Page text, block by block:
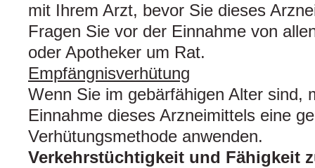
mit Ihrem Arzt, bevor Sie dieses
Fragen Sie vor der Einnahme von
oder Apotheker um Rat.
Empfängnisverhütung
Wenn Sie im gebärfähigen Alter sind,
Einnahme dieses Arzneimittels eine
Verhütungsmethode anwenden.
Verkehrstüchtigkeit und Fähigkeit